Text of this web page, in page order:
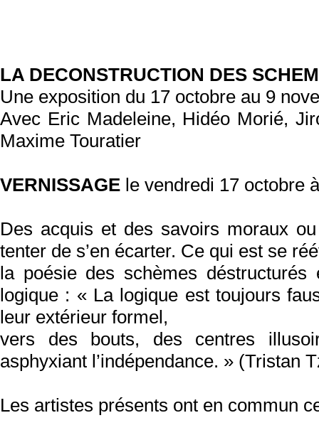
LA DECONSTRUCTION DES
Une exposition du 17 octobre au 9
Avec Eric Madeleine, Hidéo Morié,
Maxime Touratier
VERNISSAGE le vendredi 17 octobre
Des acquis et des savoirs moraux
tenter de s’en écarter. Ce qui est se
la poésie des schèmes
logique : « La logique est toujours
leur extérieur formel,
vers des bouts, des centres
asphyxiant l’indépendance. » (Tristan
Les artistes présents ont en commun